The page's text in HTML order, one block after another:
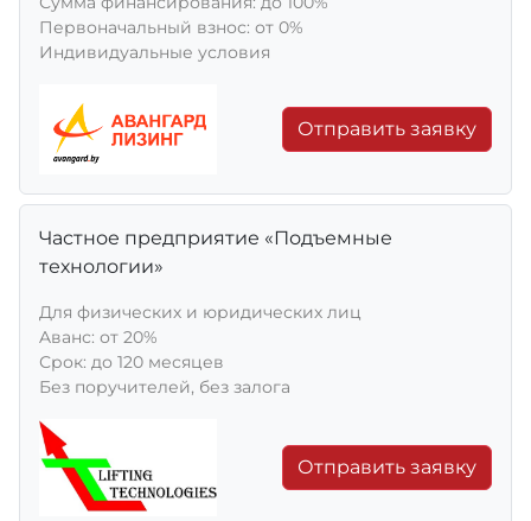
Первоначальный взнос: от 0%
Индивидуальные условия
Отправить заявку
Частное предприятие «Подъемные
технологии»
Для физических и юридических лиц
Aванс: от 20%
Срок: до 120 месяцев
Без поручителей, без залога
Отправить заявку